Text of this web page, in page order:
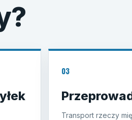
03
Transport rzeczy